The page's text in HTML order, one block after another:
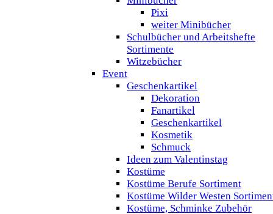
Pixi
weiter Minibücher
Schulbücher und Arbeitshefte
Sortimente
Witzebücher
Event
Geschenkartikel
Dekoration
Fanartikel
Geschenkartikel
Kosmetik
Schmuck
Ideen zum Valentinstag
Kostüme
Kostüme Berufe Sortiment
Kostüme Wilder Westen
Kostüme, Schminke Zubehör